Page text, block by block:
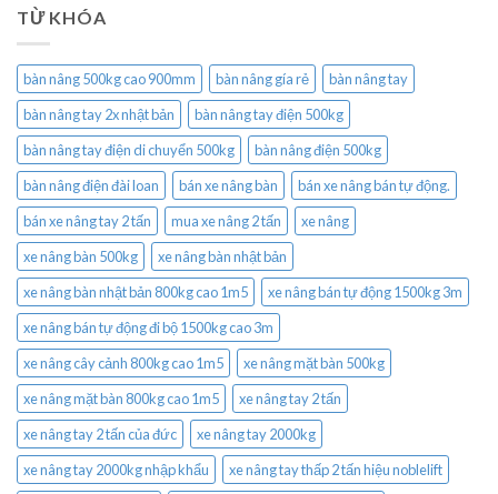
TỪ KHÓA
bàn nâng 500kg cao 900mm bàn nâng gía rẻ
bàn nâng tay
bàn nâng tay 2x nhật bản
bàn nâng tay điện 500kg
bàn nâng tay điện di chuyển 500kg
bàn nâng điện 500kg
bàn nâng điện đài loan
bán xe nâng bàn
bán xe nâng bán tự động.
bán xe nâng tay 2 tấn
mua xe nâng 2 tấn
xe nâng
xe nâng bàn 500kg
xe nâng bàn nhật bản
xe nâng bàn nhật bản 800kg cao 1m5
xe nâng bán tự động 1500kg 3m
xe nâng bán tự động đi bộ 1500kg cao 3m
xe nâng cây cảnh 800kg cao 1m5
xe nâng mặt bàn 500kg
xe nâng mặt bàn 800kg cao 1m5
xe nâng tay 2 tấn
xe nâng tay 2 tấn của đức
xe nâng tay 2000kg
xe nâng tay 2000kg nhập khẩu
xe nâng tay thấp 2 tấn hiệu noblelift